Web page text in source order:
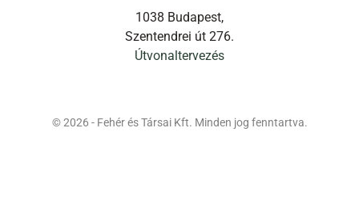
1038 Budapest,
Szentendrei út 276.
Útvonaltervezés
© 2026 - Fehér és Társai Kft. Minden jog fenntartva.